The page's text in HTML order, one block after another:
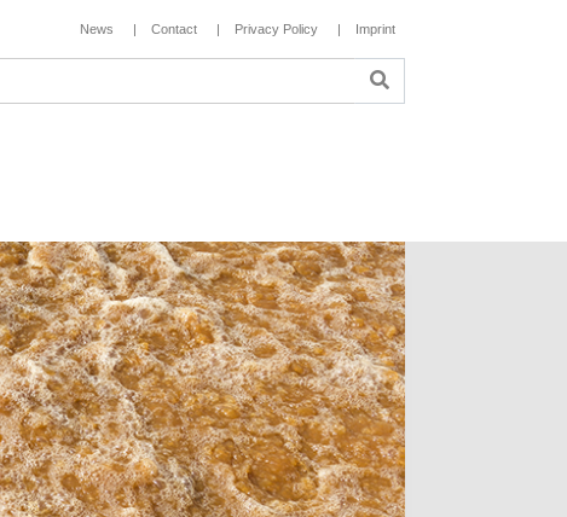
News Contact Privacy Policy Imprint